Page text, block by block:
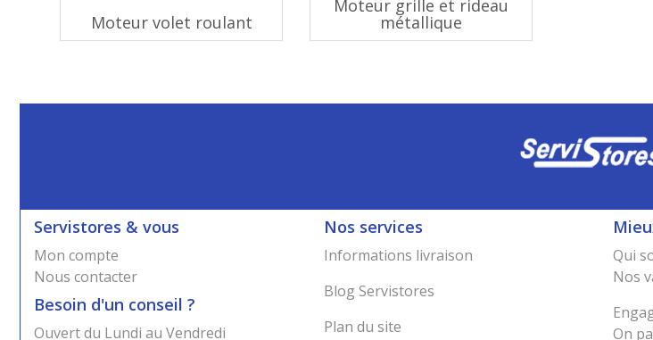
Moteur volet roulant
Moteur grille et rideau
métallique
Servistores & vous
Mon compte
Nous contacter
Besoin d'un conseil ?
Ouvert du Lundi au Vendredi
Nos services
Informations livraison
Blog Servistores
Plan du site
Qui
Nos
On